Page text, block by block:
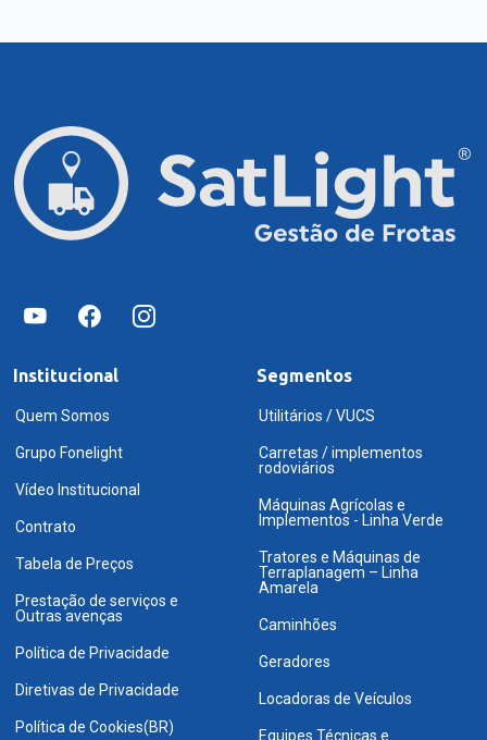
Institucional
Quem Somos
Grupo Fonelight
Vídeo Institucional
Contrato
Tabela de Preços
Prestação de serviços e
Outras avenças
Política de Privacidade
Diretivas de Privacidade
Política de Cookies(BR)
Segmentos
Utilitários / VUCS
Carretas / implementos
rodoviários
Máquinas Agrícolas e
Implementos - Linha Verde
Tratores e Máquinas de
Terraplanagem – Linha
Amarela
Caminhões
Geradores
Locadoras de Veículos
Equipes Técnicas e